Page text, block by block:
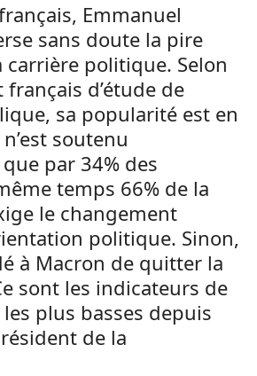
Emmanuel
sans doute la pire
carrière politique. Selon
français d’étude de
sa popularité est en
soutenu
par 34% des
temps 66% de la
le changement
politique. Sinon,
à Macron de quitter la
sont les indicateurs de
plus basses depuis
de la